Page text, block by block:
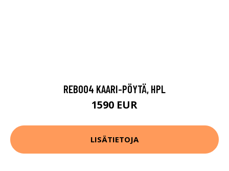
REB004 KAARI-PÖYTÄ, HPL
1590 EUR
LISÄTIETOJA